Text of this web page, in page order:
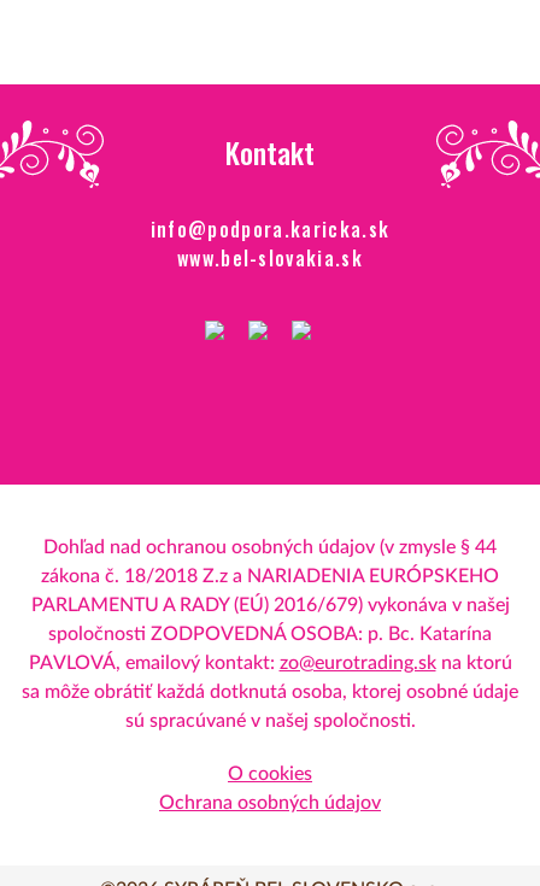
Kontakt
info@podpora.karicka.sk
www.bel-slovakia.sk
Dohľad nad ochranou osobných údajov (v zmysle § 44
zákona č. 18/2018 Z.z a NARIADENIA EURÓPSKEHO
PARLAMENTU A RADY (EÚ) 2016/679) vykonáva v našej
spoločnosti ZODPOVEDNÁ OSOBA: p. Bc. Katarína
PAVLOVÁ, emailový kontakt: zo@eurotrading.skna ktorú
sa môže obrátiť každá dotknutá osoba, ktorej osobné údaje
sú spracúvané v našej spoločnosti.
O cookies
Ochrana osobných údajov